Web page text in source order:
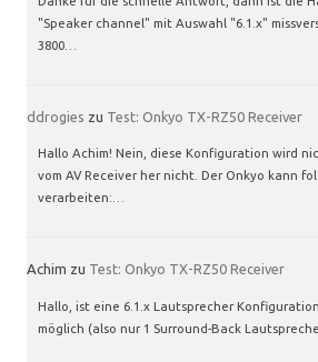
"Speaker channel" mit Auswahl "6.1.x"
3800…
ddrogies zu Test: Onkyo TX-RZ50 Receiver
Hallo Achim! Nein, diese Konfiguration wird
vom AV Receiver her nicht. Der Onkyo kann
verarbeiten:…
Achim zu Test: Onkyo TX-RZ50 Receiver
Hallo, ist eine 6.1.x Lautsprecher
möglich (also nur 1 Surround-Back